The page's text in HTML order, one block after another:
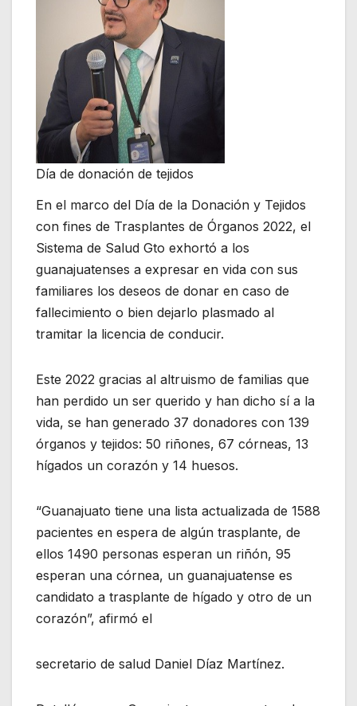
Día de donación de tejidos
En el marco del Día de la Donación y Tejidos
con fines de Trasplantes de Órganos 2022, el
Sistema de Salud Gto exhortó a los
guanajuatenses a expresar en vida con sus
familiares los deseos de donar en caso de
fallecimiento o bien dejarlo plasmado al
tramitar la licencia de conducir.
Este 2022 gracias al altruismo de familias que
han perdido un ser querido y han dicho sí a la
vida, se han generado 37 donadores con 139
órganos y tejidos: 50 riñones, 67 córneas, 13
hígados un corazón y 14 huesos.
“Guanajuato tiene una lista actualizada de 1588
pacientes en espera de algún trasplante, de
ellos 1490 personas esperan un riñón, 95
esperan una córnea, un guanajuatense es
candidato a trasplante de hígado y otro de un
corazón”, afirmó el
secretario de salud Daniel Díaz Martínez.